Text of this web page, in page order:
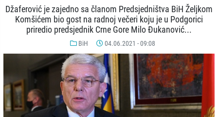
Džaferović je zajedno sa članom Predsjedništva BiH Željkom
Komšićem bio gost na radnoj večeri koju je u Podgorici
priredio predsjednik Crne Gore Milo Đukanović...
BiH 04.06.2021 - 09:08